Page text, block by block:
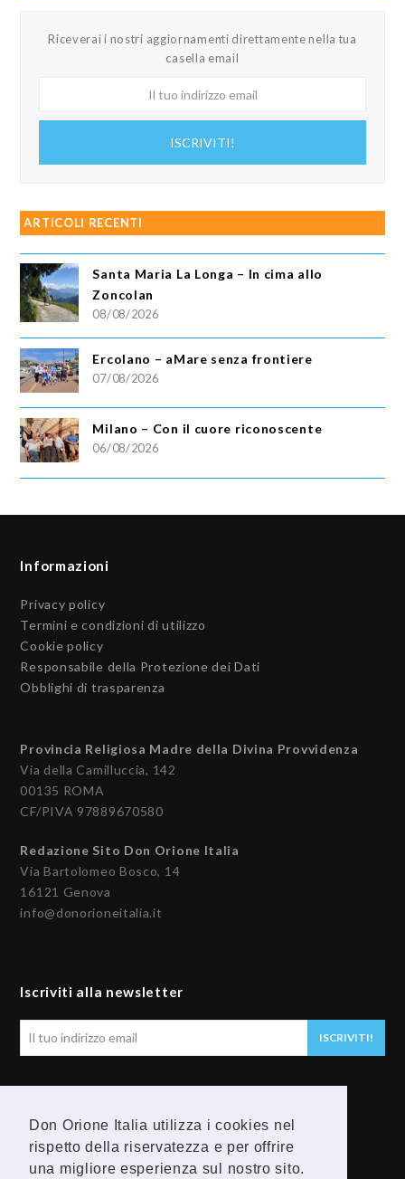
Don Orione Italia utilizza i cookies nel
rispetto della riservatezza e per offrire
una migliore esperienza sul nostro sito.
Riceverai i nostri aggiornamenti direttamente nella tua
casella email
ISCRIVITI!
ARTICOLI RECENTI
Santa Maria La Longa – In cima allo
Zoncolan
08/08/2026
Ercolano – aMare senza frontiere
07/08/2026
Milano – Con il cuore riconoscente
06/08/2026
Informazioni
Privacy policy
Termini e condizioni di utilizzo
Cookie policy
Responsabile della Protezione dei Dati
Obblighi di trasparenza
Provincia Religiosa Madre della Divina Provvidenza
Via della Camilluccia, 142
00135 ROMA
CF/PIVA 97889670580
Redazione Sito Don Orione Italia
Via Bartolomeo Bosco, 14
16121 Genova
info@donorioneitalia.it
Iscriviti alla newsletter
ISCRIVITI!
F
Y